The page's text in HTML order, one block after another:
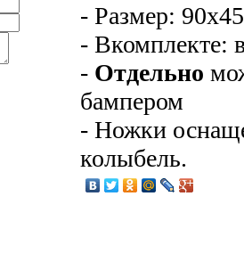
- Размер:
- Вкомплекте:
- Отдельно
бампером
- Ножки
колыбель.